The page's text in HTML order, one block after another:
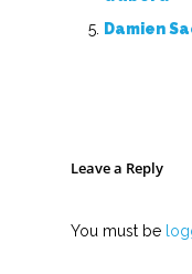
Damien
Leave a Reply
You must be